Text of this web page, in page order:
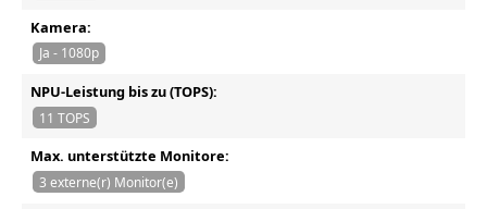
Kamera:
Ja - 1080p
NPU-Leistung bis zu (TOPS):
11 TOPS
Max. unterstützte Monitore:
3 externe(r) Monitor(e)